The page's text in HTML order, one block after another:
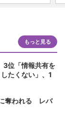
もっと見る
3位「情報共有を
たくない」、1
奪われる レバ